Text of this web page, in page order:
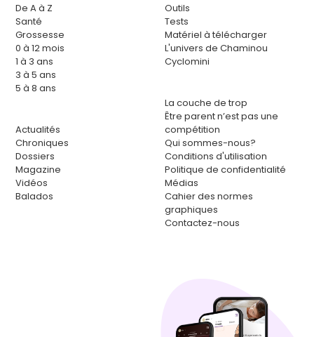
De A à Z
Santé
Grossesse
0 à 12 mois
1 à 3 ans
3 à 5 ans
5 à 8 ans
Actualités
Chroniques
Dossiers
Magazine
Vidéos
Balados
Outils
Tests
Matériel à télécharger
L'univers de Chaminou
Cyclomini
La couche de trop
Être parent n’est pas une
compétition
Qui sommes-nous?
Conditions d'utilisation
Politique de confidentialité
Médias
Cahier des normes
graphiques
Contactez-nous